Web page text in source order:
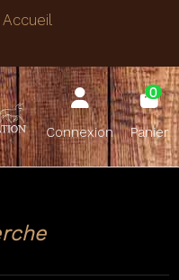
Accueil
Connexion
0
Panier